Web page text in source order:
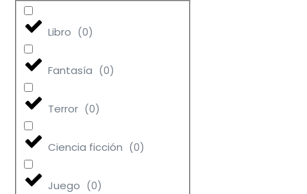
Libro (0)
Fantasía (0)
Terror (0)
Ciencia ficción (0)
Juego (0)